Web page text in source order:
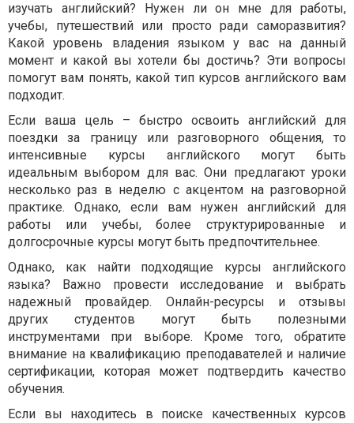
изучать английский? Нужен ли он мне для работы,
учебы, путешествий или просто ради саморазвития?
Какой уровень владения языком у вас на данный
момент и какой вы хотели бы достичь? Эти вопросы
помогут вам понять, какой тип курсов английского вам
подходит.
Если ваша цель – быстро освоить английский для
поездки за границу или разговорного общения, то
интенсивные курсы английского могут быть
идеальным выбором для вас. Они предлагают уроки
несколько раз в неделю с акцентом на разговорной
практике. Однако, если вам нужен английский для
работы или учебы, более структурированные и
долгосрочные курсы могут быть предпочтительнее.
Однако, как найти подходящие курсы английского
языка? Важно провести исследование и выбрать
надежный провайдер. Онлайн-ресурсы и отзывы
других студентов могут быть полезными
инструментами при выборе. Кроме того, обратите
внимание на квалификацию преподавателей и наличие
сертификации, которая может подтвердить качество
обучения.
Если вы находитесь в поиске качественных курсов